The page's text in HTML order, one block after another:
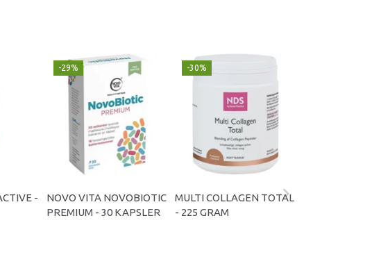
-
-29%
NOVO VITA NOVOBIOTIC
PREMIUM - 30 KAPSLER
-30%
MULTI COLLAGEN TOTAL
- 225 GRAM